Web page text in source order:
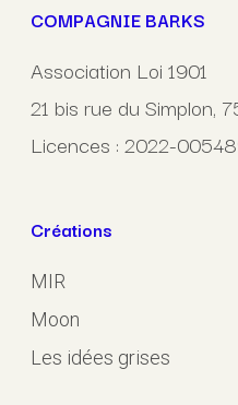
COMPAGNIE BARKS
Association Loi 1901
21 bis rue du Simplon,
Licences : 2022-
Créations
MIR
Moon
Les idées grises